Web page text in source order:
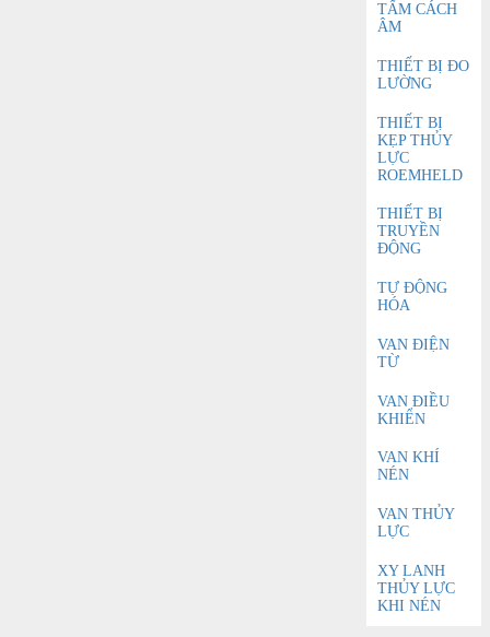
TẤM CÁCH
ÂM
THIẾT BỊ ĐO
LƯỜNG
THIẾT BỊ
KẸP THỦY
LỰC
ROEMHELD
THIẾT BỊ
TRUYỀN
ĐỘNG
TỰ ĐỘNG
HÓA
VAN ĐIỆN
TỪ
VAN ĐIỀU
KHIỂN
VAN KHÍ
NÉN
VAN THỦY
LỰC
XY LANH
THỦY LỰC
KHI NÉN